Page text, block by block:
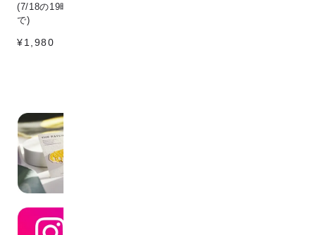
(7/18の19時〜7/25の12時ま
で)
¥1,980